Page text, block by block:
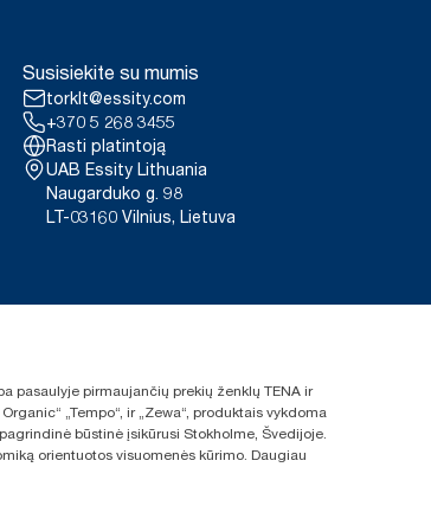
iki ciklo
Susisiekite su mumis
torklt@essity.com
+370 5 268 3455
Rasti platintoją
UAB Essity Lithuania
Naugarduko g. 98
LT-03160 Vilnius, Lietuva
pasaulyje pirmaujančių prekių ženklų TENA ir
„Tempo“, ir „Zewa“, produktais vykdoma
būstinė įsikūrusi Stokholme, Švedijoje.
orientuotos visuomenės kūrimo. Daugiau